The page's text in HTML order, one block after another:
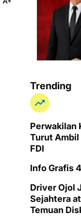
Trending
Perwakilan
Turut Ambil
FDI
Info Grafis
Driver Ojol
Sejahtera
Temuan